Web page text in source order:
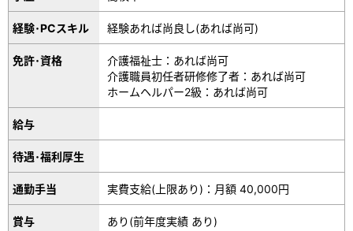
経験･PCスキル 経験あれば尚良し(あれば尚可)
免許･資格
介護福祉士：あれば尚可
介護職員初任者研修修了者：あれば尚可
ホームヘルパー2級：あれば尚可
給与
待遇･福利厚生
通勤手当 実費支給(上限あり)：月額 40,000円
賞与
あり(前年度実績 あり)